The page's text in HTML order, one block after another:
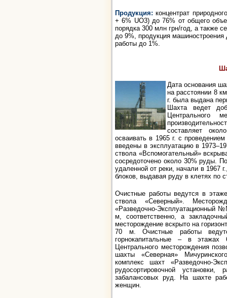
Продукция:концентрат
+ 6% UO3) до 76% от общего
порядка 300 млн грн/год, а также
до 9%, продукция
работы до 1%.
Дата основания
на расстоянии 8
г. была выдана
Шахта ведет
Центрального
составляет
осваивать в 1965 г. с
введены в эксплуатацию в
ствола «Вспомогательный»
сосредоточено около 30% руды.
удаленной от реки, начали в 1967
блоков, выдавая руду в клетях по
Очистные работы ведутся в
ствола «Северный».
«Разведочно-Эксплуатационный
м, соответственно, а
месторождение вскрыто на
70 м. Очистные работы
горнокапитальные – в
Центрального месторождения
шахты «Северная»
комплекс шахт «Разведочно-
рудосортировочной
забалансовых руд. На шахте
женщин.